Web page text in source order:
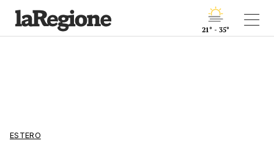
21° - 35°
ESTERO